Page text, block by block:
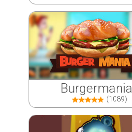
Burgermania
(1089)